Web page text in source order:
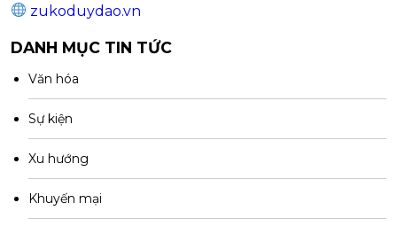
zukoduydao.vn
DANH MỤC TIN TỨC
Văn hóa
Sự kiện
Xu hướng
Khuyến mại